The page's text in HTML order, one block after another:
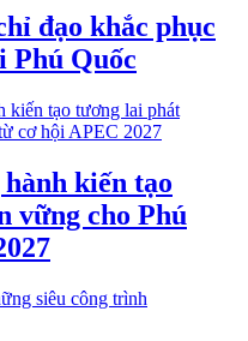
đạo khắc phục
Phú Quốc
kiến tạo
vững cho Phú